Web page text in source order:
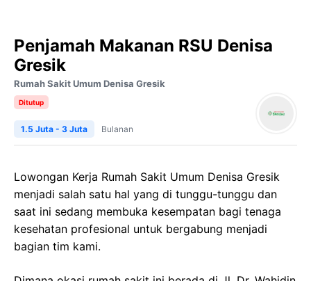
Penjamah Makanan RSU Denisa
Gresik
Rumah Sakit Umum Denisa Gresik
Ditutup
1.5 Juta - 3 Juta Bulanan
Lowongan Kerja Rumah Sakit Umum Denisa Gresik
menjadi salah satu hal yang di tunggu-tunggu dan
saat ini sedang membuka kesempatan bagi tenaga
kesehatan profesional untuk bergabung menjadi
bagian tim kami.